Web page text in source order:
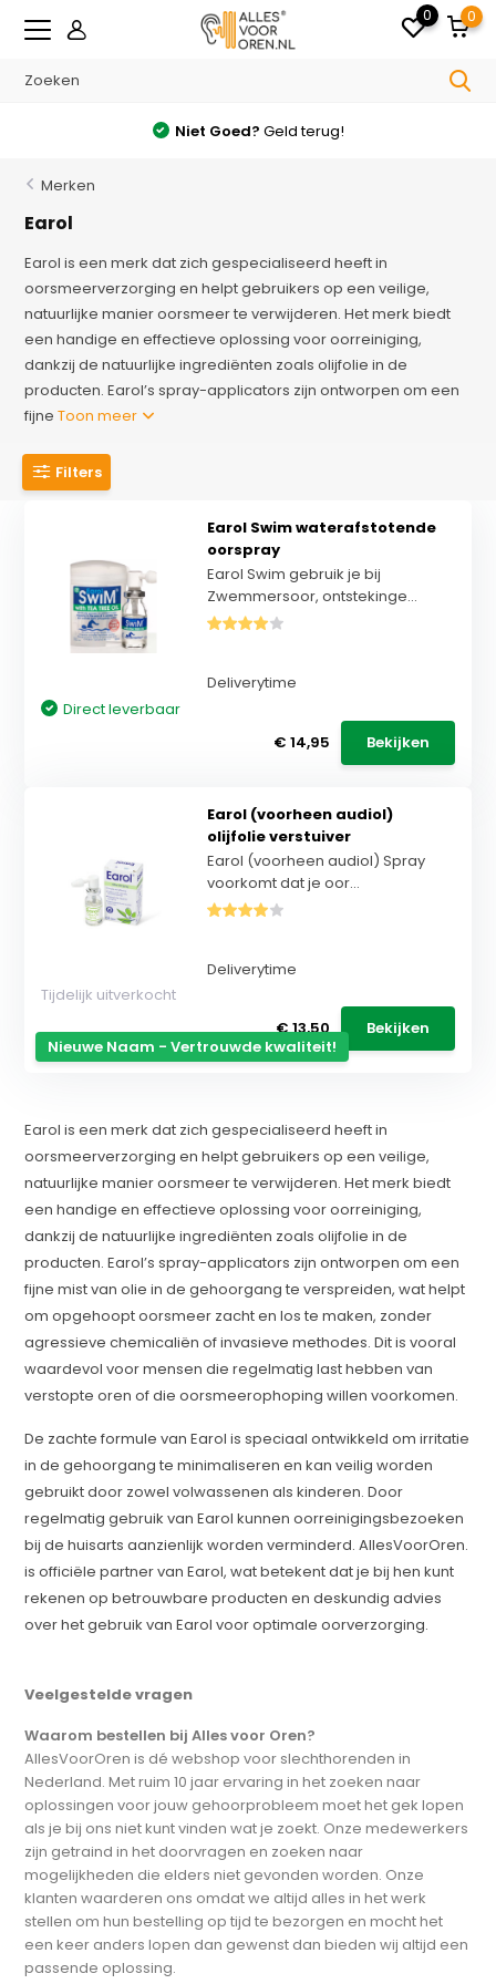
0 0
Niet Goed? Geld terug!
Merken
Earol
Earol is een merk dat zich gespecialiseerd heeft in
oorsmeerverzorging en helpt gebruikers op een veilige,
natuurlijke manier oorsmeer te verwijderen. Het merk biedt
een handige en effectieve oplossing voor oorreiniging,
dankzij de natuurlijke ingrediënten zoals olijfolie in de
producten. Earol’s spray-applicators zijn ontworpen om een
fijneToon meer
Filters
Earol Swim waterafstotende
oorspray
Earol Swim gebruik je bij
Zwemmersoor, ontstekinge...
Deliverytime
Direct leverbaar
€ 14,95
Bekijken
Nieuwe Naam - Vertrouwde kwaliteit!
Earol (voorheen audiol)
olijfolie verstuiver
Earol (voorheen audiol) Spray
voorkomt dat je oor...
Deliverytime
Tijdelijk uitverkocht
€ 13,50
Bekijken
Earol is een merk dat zich gespecialiseerd heeft in
oorsmeerverzorging en helpt gebruikers op een veilige,
natuurlijke manier oorsmeer te verwijderen. Het merk biedt
een handige en effectieve oplossing voor oorreiniging,
dankzij de natuurlijke ingrediënten zoals olijfolie in de
producten. Earol’s spray-applicators zijn ontworpen om een
fijne mist van olie in de gehoorgang te verspreiden, wat helpt
om opgehoopt oorsmeer zacht en los te maken, zonder
agressieve chemicaliën of invasieve methodes. Dit is vooral
waardevol voor mensen die regelmatig last hebben van
verstopte oren of die oorsmeerophoping willen voorkomen.
De zachte formule van Earol is speciaal ontwikkeld om irritatie
in de gehoorgang te minimaliseren en kan veilig worden
gebruikt door zowel volwassenen als kinderen. Door
regelmatig gebruik van Earol kunnen oorreinigingsbezoeken
bij de huisarts aanzienlijk worden verminderd. AllesVoorOren.
is officiële partner van Earol, wat betekent dat je bij hen kunt
rekenen op betrouwbare producten en deskundig advies
over het gebruik van Earol voor optimale oorverzorging.
Veelgestelde vragen
Waarom bestellen bij Alles voor Oren?
AllesVoorOren is dé webshop voor slechthorenden in
Nederland. Met ruim 10 jaar ervaring in het zoeken naar
oplossingen voor jouw gehoorprobleem moet het gek lopen
als je bij ons niet kunt vinden wat je zoekt. Onze medewerkers
zijn getraind in het doorvragen en zoeken naar
mogelijkheden die elders niet gevonden worden. Onze
klanten waarderen ons omdat we altijd alles in het werk
stellen om hun bestelling op tijd te bezorgen en mocht het
een keer anders lopen dan gewenst dan bieden wij altijd een
passende oplossing.